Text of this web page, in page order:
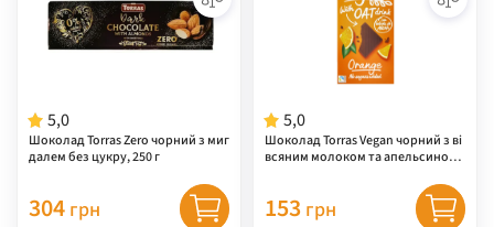
5,0
Шоколад Torras Zero чорний з миг
далем без цукру, 250 г
304 грн
5,0
Шоколад Torras Vegan чорний з ві
всяним молоком та апельсином
153 грн